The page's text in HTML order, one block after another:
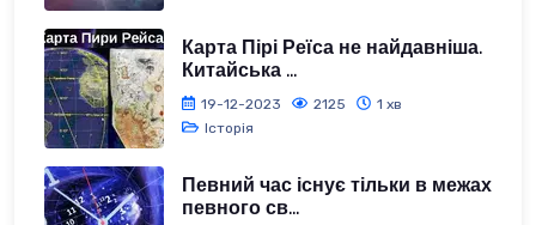
Карта Пірі Реїса не найдавніша.
Китайська ...
19-12-2023 2125
1 хв
Історія
Певний час існує тільки в межах
певного св...